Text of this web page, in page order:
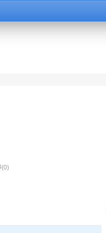
(0)